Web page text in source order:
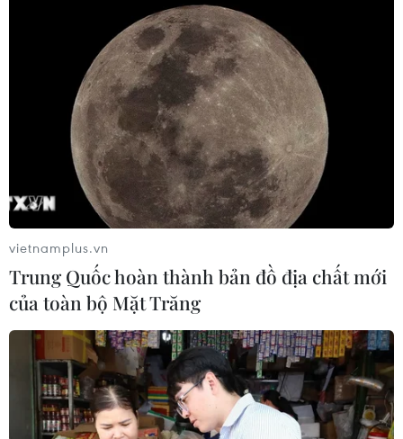
vietnamplus.vn
Trung Quốc hoàn thành bản đồ địa chất mới
của toàn bộ Mặt Trăng